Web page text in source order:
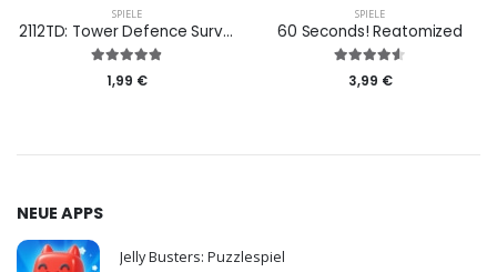
SPIELE
2112TD: Tower Defence Survival
1,99 €
SPIELE
60 Seconds! Reatomized
3,99 €
NEUE APPS
Jelly Busters: Puzzlespiel